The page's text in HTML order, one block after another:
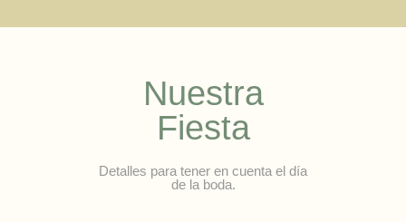
Nuestra
Fiesta
Detalles para tener en cuenta el día
de la boda.